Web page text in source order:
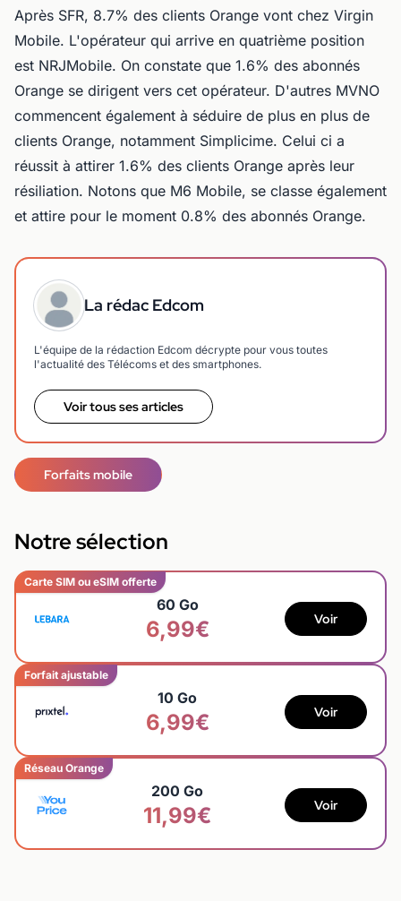
Après SFR, 8.7% des clients Orange vont chez Virgin
Mobile. L'opérateur qui arrive en quatrième position
est NRJMobile. On constate que 1.6% des abonnés
Orange se dirigent vers cet opérateur. D'autres MVNO
commencent également à séduire de plus en plus de
clients Orange, notamment Simplicime. Celui ci a
réussit à attirer 1.6% des clients Orange après leur
résiliation. Notons que M6 Mobile, se classe également
et attire pour le moment 0.8% des abonnés Orange.
La rédac Edcom
L'équipe de la rédaction Edcom décrypte pour vous toutes
l'actualité des Télécoms et des smartphones.
Voir tous ses articles
Forfaits mobile
Notre sélection
Carte SIM ou eSIM offerte
60 Go
6,99€ Voir
Forfait ajustable
10 Go
6,99€ Voir
Réseau Orange
200 Go
11,99€ Voir